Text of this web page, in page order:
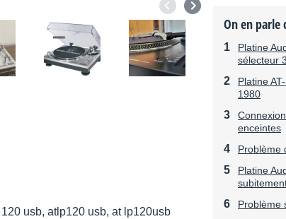
usb, atlp120 usb, at lp120usb
On en parle
Platine
sélecteur
Platine
1980
enceintes
Problème
Platine
Problème